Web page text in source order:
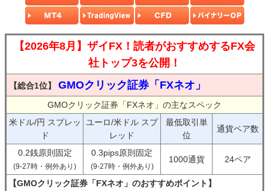
【2026年8月】ザイFX！読者がおすすめするFX会
社トップ3を公開！
【総合1位】 GMOクリック証券「FXネオ」
GMOクリック証券「FXネオ」の主なスペック
米ドル/円 スプレッ
ド
ユーロ/米ドル スプ
レッド
最低取引単
位
通貨ペア数
0.2銭原則固定
(9-27時・例外あり)
0.3pips原則固定
(9-27時・例外あり)
1000通貨 24ペア
【GMOクリック証券「FXネオ」のおすすめポイント】